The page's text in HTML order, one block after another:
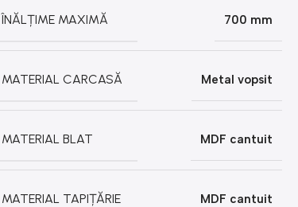
ÎNĂLȚIME MAXIMĂ 700 mm
MATERIAL CARCASĂ Metal vopsit
MATERIAL BLAT MDF cantuit
MATERIAL TAPIȚĂRIE MDF cantuit